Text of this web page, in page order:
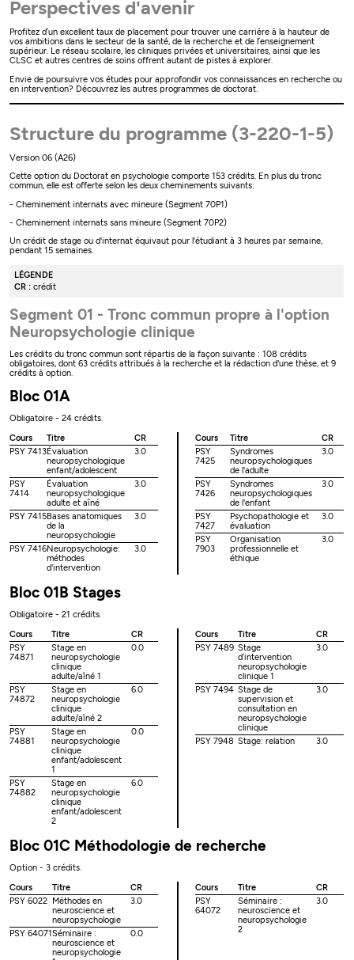
Perspectives d'avenir
Profitez d’un excellent taux de placement pour trouver une carrière à la hauteur de
vos ambitions dans le secteur de la santé, de la recherche et de l’enseignement
supérieur. Le réseau scolaire, les cliniques privées et universitaires, ainsi que les
CLSC et autres centres de soins offrent autant de pistes à explorer.
Envie de poursuivre vos études pour approfondir vos connaissances en recherche ou
en intervention? Découvrez les autres programmes de doctorat.
Structure du programme (3-220-1-5)
Version 06 (A26)
Cette option du Doctorat en psychologie comporte 153 crédits. En plus du tronc
commun, elle est offerte selon les deux cheminements suivants:
- Cheminement internats avec mineure (Segment 70P1)
- Cheminement internats sans mineure (Segment 70P2)
Un crédit de stage ou d'internat équivaut pour l'étudiant à 3 heures par semaine,
pendant 15 semaines.
LÉGENDE
CR : crédit
Segment 01 - Tronc commun propre à l'option
Neuropsychologie clinique
Les crédits du tronc commun sont répartis de la façon suivante : 108 crédits
obligatoires, dont 63 crédits attribués à la recherche et la rédaction d'une thèse, et 9
crédits à option.
Bloc 01A
Obligatoire - 24 crédits.
Cours
Titre
CR
PSY 7413Évaluation
neuropsychologique
enfant/adolescent
3.0
PSY
7414
Évaluation
neuropsychologique
adulte et aîné
3.0
PSY 7415Bases anatomiques
de la
neuropsychologie
3.0
PSY 7416Neuropsychologie:
méthodes
d'intervention
3.0
Cours Titre
CR
PSY
7425
Syndromes
neuropsychologiques
de l'adulte
3.0
PSY
7426
Syndromes
neuropsychologiques
de l'enfant
3.0
PSY
7427
Psychopathologie et
évaluation
3.0
PSY
7903
Organisation
professionnelle et
éthique
3.0
Bloc 01B Stages
Obligatoire - 21 crédits.
Cours
Titre
CR
PSY
74871
Stage en
neuropsychologie
clinique
adulte/aîné 1
0.0
PSY
74872
Stage en
neuropsychologie
clinique
adulte/aîné 2
6.0
PSY
74881
Stage en
neuropsychologie
clinique
enfant/adolescent
1
0.0
PSY
74882
Stage en
neuropsychologie
clinique
enfant/adolescent
2
6.0
Cours Titre
CR
PSY 7489 Stage
d’intervention
neuropsychologie
clinique 1
3.0
PSY 7494 Stage de
supervision et
consultation en
neuropsychologie
clinique
3.0
PSY 7948 Stage: relation 3.0
Bloc 01C Méthodologie de recherche
Option - 3 crédits.
Cours
Titre
CR
PSY 6022
Méthodes en
neuroscience et
neuropsychologie
3.0
PSY 64071Séminaire :
neuroscience et
neuropsychologie
0.0
Cours Titre
CR
PSY
64072
Séminaire :
neuroscience et
neuropsychologie
2
3.0